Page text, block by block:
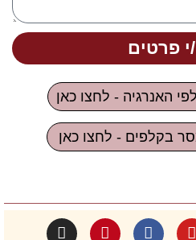
פרטים
האנרגיה - לחצו כאן
בקלפים - לחצו כאן